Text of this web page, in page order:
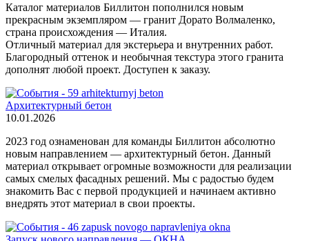
Каталог материалов Биллитон пополнился новым
прекрасным экземпляром — гранит Дорато Волмаленко,
страна происхождения — Италия.
Отличный материал для экстерьера и внутренних работ.
Благородный оттенок и необычная текстура этого гранита
дополнят любой проект. Доступен к заказу.
Архитектурный бетон
10.01.2026
2023 год ознаменован для команды Биллитон абсолютно
новым направлением — архитектурный бетон. Данный
материал открывает огромные возможности для реализации
самых смелых фасадных решений. Мы с радостью будем
знакомить Вас с первой продукцией и начинаем активно
внедрять этот материал в свои проекты.